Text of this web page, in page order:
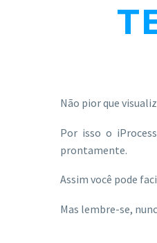
Não pior que
Por isso o
prontamente.
Assim você pode
Mas lembre-se,